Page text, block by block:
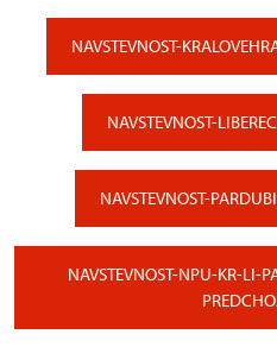
NAVSTEVNOST-
NAVSTEVNOST-
NAVSTEVNOST-
NAVSTEVNOST-NPU-KR-LI-